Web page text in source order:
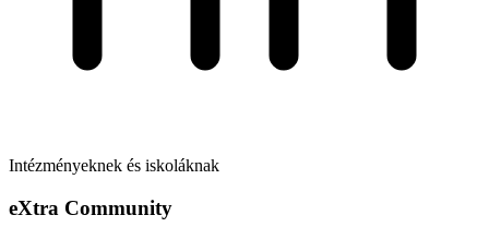
Intézményeknek és iskoláknak
eXtra Community